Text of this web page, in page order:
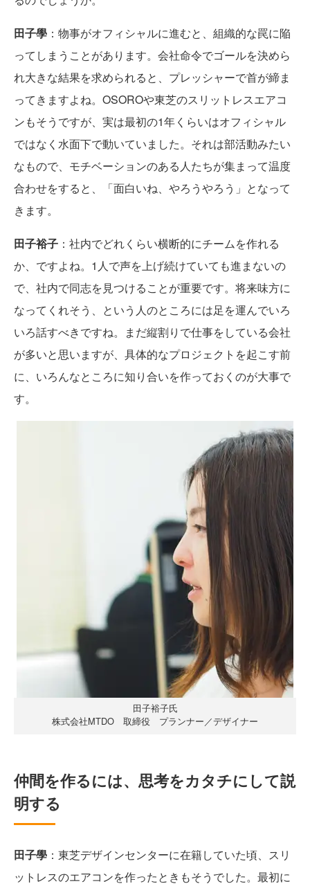
田子學 ：物事がオフィシャルに進むと、組織的な罠に陥
ってしまうことがあります。会社命令でゴールを決めら
れ大きな結果を求められると、プレッシャーで首が締ま
ってきますよね。OSOROや東芝のスリットレスエアコ
ンもそうですが、実は最初の1年くらいはオフィシャル
ではなく水面下で動いていました。それは部活動みたい
なもので、モチベーションのある人たちが集まって温度
合わせをすると、「面白いね、やろうやろう」となって
きます。
田子裕子 ：社内でどれくらい横断的にチームを作れる
か、ですよね。1人で声を上げ続けていても進まないの
で、社内で同志を見つけることが重要です。将来味方に
なってくれそう、という人のところには足を運んでいろ
いろ話すべきですね。まだ縦割りで仕事をしている会社
が多いと思いますが、具体的なプロジェクトを起こす前
に、いろんなところに知り合いを作っておくのが大事で
す。
田子裕子氏
株式会社MTDO 取締役 プランナー／デザイナー
仲間を作るには、思考をカタチにして説
明する
田子學 ：東芝デザインセンターに在籍していた頃、スリ
ットレスのエアコンを作ったときもそうでした。最初に